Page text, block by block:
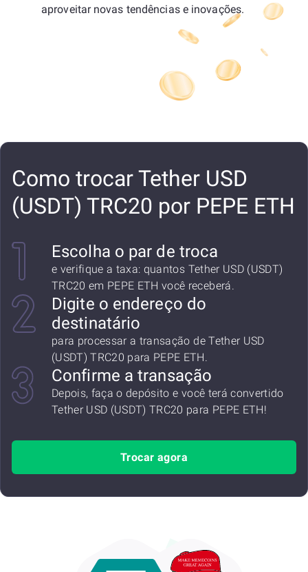
aproveitar novas tendências e inovações.
Como trocar Tether USD
(USDT) TRC20 por PEPE ETH
Escolha o par de troca
e verifique a taxa: quantos Tether USD (USDT)
TRC20 em PEPE ETH você receberá.
Digite o endereço do
destinatário
para processar a transação de Tether USD
(USDT) TRC20 para PEPE ETH.
Confirme a transação
Depois, faça o depósito e você terá convertido
Tether USD (USDT) TRC20 para PEPE ETH!
Trocar agora